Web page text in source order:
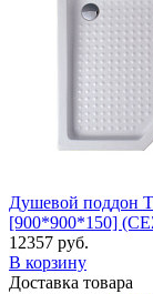
Душевой поддон
[900*900*150]
12357 руб.
В корзину
Доставка товара